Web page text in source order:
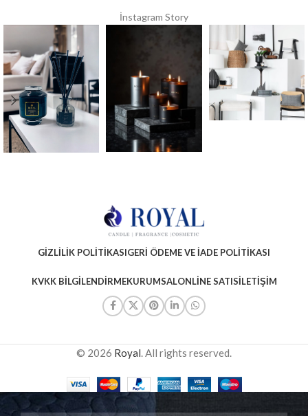
İnstagram Story
GIZLILIK POLITIKASIGERI ÖDEME VE İADE POLITIKASI
KVKK BILGILENDIRMEKURUMSALONLINE SATISİLETIŞIM
© 2026 Royal. All rights reserved.